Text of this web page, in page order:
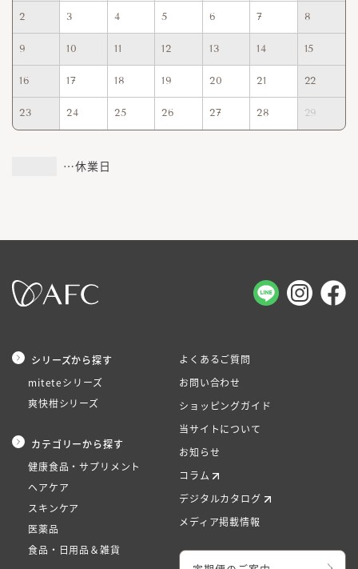
2 3 4 5 6 7 8
9 10 11 12 13 14 15
16 17 18 19 20 21 22
23 24 25 26 27 28 29
…休業日
シリーズから探す
miteteシリーズ
爽快柑シリーズ
カテゴリーから探す
健康食品・サプリメント
ヘアケア
スキンケア
医薬品
食品・日用品＆雑貨
よくあるご質問
お問い合わせ
ショッピングガイド
当サイトについて
お知らせ
コラム
デジタルカタログ
メディア掲載情報